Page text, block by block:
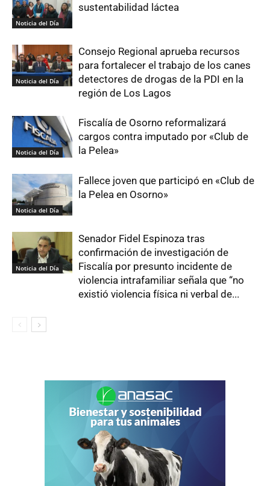
Noticia del Día
sustentabilidad láctea
Noticia del Día
Consejo Regional aprueba recursos
para fortalecer el trabajo de los canes
detectores de drogas de la PDI en la
región de Los Lagos
Noticia del Día
Fiscalía de Osorno reformalizará
cargos contra imputado por «Club de
la Pelea»
Noticia del Día
Fallece joven que participó en «Club de
la Pelea en Osorno»
Noticia del Día
Senador Fidel Espinoza tras
confirmación de investigación de
Fiscalía por presunto incidente de
violencia intrafamiliar señala que “no
existió violencia física ni verbal de...